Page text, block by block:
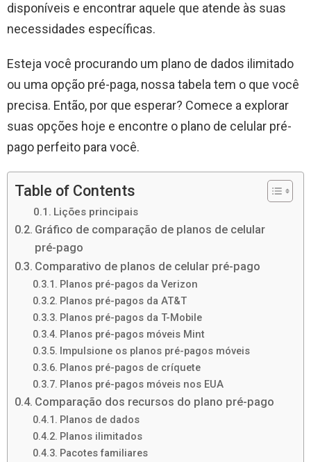
disponíveis e encontrar aquele que atende às suas
necessidades específicas.
Esteja você procurando um plano de dados ilimitado
ou uma opção pré-paga, nossa tabela tem o que você
precisa. Então, por que esperar? Comece a explorar
suas opções hoje e encontre o plano de celular pré-
pago perfeito para você.
Table of Contents
Lições principais
Gráfico de comparação de planos de celular
pré-pago
Comparativo de planos de celular pré-pago
Planos pré-pagos da Verizon
Planos pré-pagos da AT&T
Planos pré-pagos da T-Mobile
Planos pré-pagos móveis Mint
Impulsione os planos pré-pagos móveis
Planos pré-pagos de críquete
Planos pré-pagos móveis nos EUA
Comparação dos recursos do plano pré-pago
Planos de dados
Planos ilimitados
Pacotes familiares